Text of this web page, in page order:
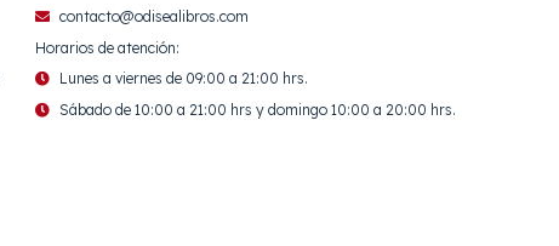
contacto@odisealibros.com
Horarios de atención:
Lunes a viernes de 09:00 a 21:00 hrs.
Sábado de 10:00 a 21:00 hrs y domingo 10:00 a 20:00 hrs.